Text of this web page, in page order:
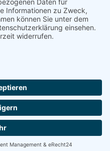
- Zierfische - Pflanzen -
|Datenschutz